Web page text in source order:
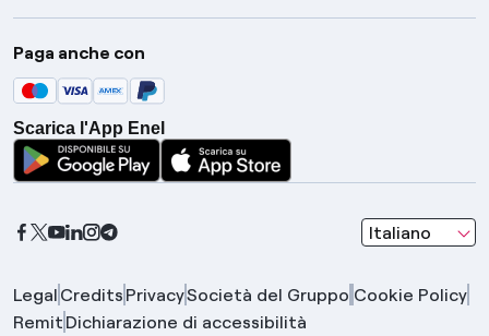
Enel Group
Enel Green Power
Global Trading
Global Procurement
Gridspertise
Paga anche con
Scarica l'App Enel
Italiano
seleziona una
Legal Credits PrivacySocietà del Gruppo Cookie Policy
Remit Dichiarazione di accessibilità